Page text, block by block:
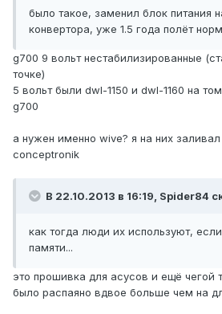
было такое, заменил блок питания
конвертора, уже 1.5 года полёт
g700 9 вольт нестабилизированные
точке)
5 вольт были dwl-1150 и dwl-1160 на
g700
а нужен именно wive? я на них
conceptronik
В 22.10.2013 в 16:19, Spider84
как тогда люди их используют,
памяти...
это прошивка для асусов и ещё чегой
было распаяно вдвое больше чем на